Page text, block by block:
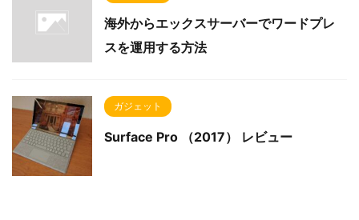
海外からエックスサーバーでワードプレ
スを運用する方法
ガジェット
Surface Pro （2017） レビュー